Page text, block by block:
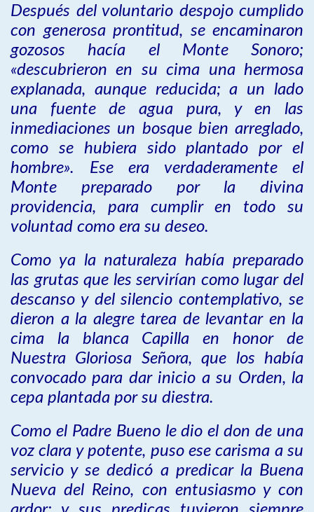
Después del voluntario despojo cumplido
con generosa prontitud, se encaminaron
gozosos hacía el Monte Sonoro;
«descubrieron en su cima una hermosa
explanada, aunque reducida; a un lado
una fuente de agua pura, y en las
inmediaciones un bosque bien arreglado,
como se hubiera sido plantado por el
hombre». Ese era verdaderamente el
Monte preparado por la divina
providencia, para cumplir en todo su
voluntad como era su deseo.
Como ya la naturaleza había preparado
las grutas que les servirían como lugar del
descanso y del silencio contemplativo, se
dieron a la alegre tarea de levantar en la
cima la blanca Capilla en honor de
Nuestra Gloriosa Señora, que los había
convocado para dar inicio a su Orden, la
cepa plantada por su diestra.
Como el Padre Bueno le dio el don de una
voz clara y potente, puso ese carisma a su
servicio y se dedicó a predicar la Buena
Nueva del Reino, con entusiasmo y con